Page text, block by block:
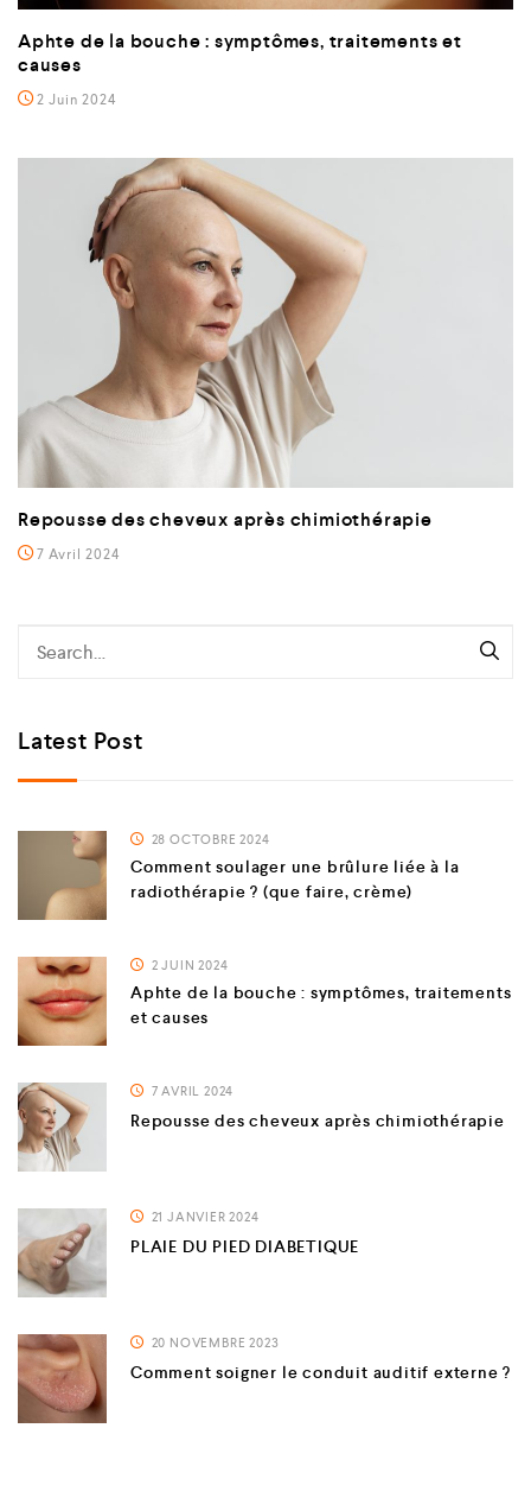
Aphte de la bouche : symptômes, traitements et
causes
2 Juin 2024
Repousse des cheveux après chimiothérapie
7 Avril 2024
Latest Post
28 OCTOBRE 2024
Comment soulager une brûlure liée à la
radiothérapie ? (que faire, crème)
2 JUIN 2024
Aphte de la bouche : symptômes, traitements
et causes
7 AVRIL 2024
Repousse des cheveux après chimiothérapie
21 JANVIER 2024
PLAIE DU PIED DIABETIQUE
20 NOVEMBRE 2023
Comment soigner le conduit auditif externe ?